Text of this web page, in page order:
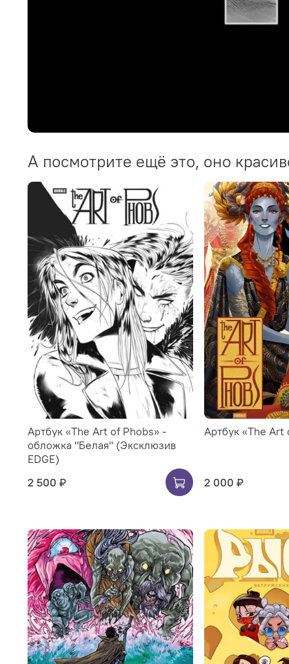
А посмотрите ещё это, оно
Артбук «The Art of Phobs» -
обложка "Белая" (Эксклюзив
EDGE)
2 500 ₽
Артбук «The Art
2 000 ₽